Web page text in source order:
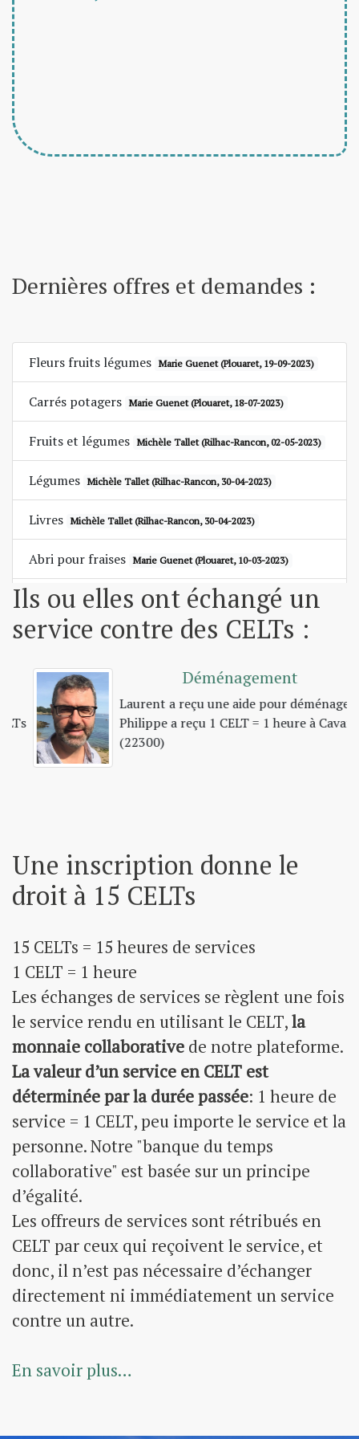
Dernières offres et demandes :
Fleurs fruits légumes Marie Guenet(Plouaret, 19-09-2023)
Carrés potagers Marie Guenet(Plouaret, 18-07-2023)
Fruits et légumes Michèle Tallet(Rilhac-Rancon, 02-05-2023)
Légumes Michèle Tallet(Rilhac-Rancon, 30-04-2023)
Livres Michèle Tallet(Rilhac-Rancon, 30-04-2023)
Abri pour fraises Marie Guenet(Plouaret, 10-03-2023)
Rangement et organisation de votre maison
Marie Guenet (Plouaret, 10-03-2023)
Soins aux animaux
Margot Bouhier(Rilhac-Rancon, 17-01-2023)
Trajet retour collège après l' AS le mercredi
Accompagnement Administratif
Rima Cambray(Rilhac-Rancon, 23-11-2022)
Sandrine Noël (Rilhac-Rancon, 21-11-2022)
Covoiturage rilhac limoges
Lydia Mousnier
Coiffure Virginie Taillade(Rilhac-Rancon, 18-11-2022)
Montage d'un canapé-lit Anne Gustave (Laillé, 20-06-2021)
Aide aux devoirs Aurore Bouhier(Rilhac-Rancon, 26-05-2021)
Conseils en matière de tricot, couture
Patricia Genser
Conseils en matière de couture et de tricot
Patricia Genser(Lannion, 21-10-2020)
Aide au bricolage, au jardinage, etc
Patricia Genser(Lannion, 21-10-2020)
Prof de Sciences Physiques
Ils ou elles ont échangé un
service contre des CELTs :
Déménagement
Laurent a reçu une aide pour déménager,
Philippe a reçu 1 CELT = 1 heure à Cavan
(22300)
Une inscription donne le
droit à 15 CELTs
15 CELTs = 15 heures de services
1 CELT = 1 heure
Les échanges de services se règlent une fois
le service rendu en utilisant le CELT, la
monnaie collaborative de notre plateforme.
La valeur d’un service en CELT est
déterminée par la durée passée: 1 heure de
service = 1 CELT, peu importe le service et la
personne. Notre "banque du temps
collaborative" est basée sur un principe
d’égalité.
Les offreurs de services sont rétribués en
CELT par ceux qui reçoivent le service, et
donc, il n’est pas nécessaire d’échanger
directement ni immédiatement un service
contre un autre.
En savoir plus…